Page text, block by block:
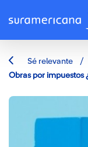
Sé relevante /
Obras por impuestos